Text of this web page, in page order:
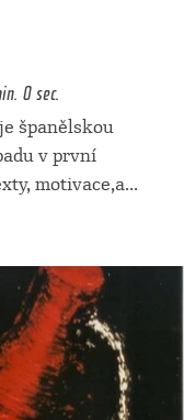
0 sec.
španělskou
v první
motivace,a...